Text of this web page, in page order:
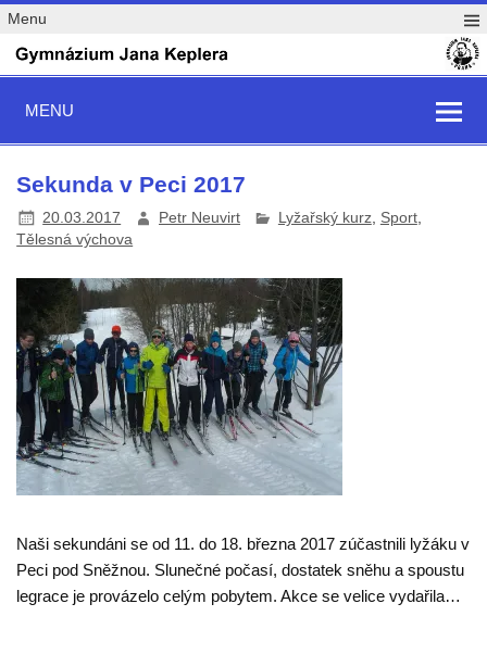
Menu
MENU
Sekunda v Peci 2017
20.03.2017 Petr Neuvirt Lyžařský kurz, Sport,
Tělesná výchova
Naši sekundáni se od 11. do 18. března 2017 zúčastnili lyžáku v
Peci pod Sněžnou. Slunečné počasí, dostatek sněhu a spoustu
legrace je provázelo celým pobytem. Akce se velice vydařila…